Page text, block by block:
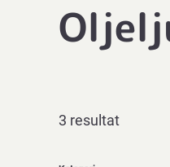
3 resultat